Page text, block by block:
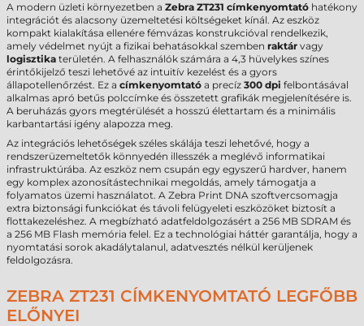
A modern üzleti környezetben a Zebra ZT231 címkenyomtató hatékony
integrációt és alacsony üzemeltetési költségeket kínál. Az eszköz
kompakt kialakítása ellenére fémvázas konstrukcióval rendelkezik,
amely védelmet nyújt a fizikai behatásokkal szemben raktár vagy
logisztika területén. A felhasználók számára a 4,3 hüvelykes színes
érintőkijelző teszi lehetővé az intuitív kezelést és a gyors
állapotellenőrzést. Ez a címkenyomtató a precíz 300 dpi felbontásával
alkalmas apró betűs polccímke és összetett grafikák megjelenítésére is.
A beruházás gyors megtérülését a hosszú élettartam és a minimális
karbantartási igény alapozza meg.
Az integrációs lehetőségek széles skálája teszi lehetővé, hogy a
rendszerüzemeltetők könnyedén illesszék a meglévő informatikai
infrastruktúrába. Az eszköz nem csupán egy egyszerű hardver, hanem
egy komplex azonosítástechnikai megoldás, amely támogatja a
folyamatos üzemi használatot. A Zebra Print DNA szoftvercsomagja
extra biztonsági funkciókat és távoli felügyeleti eszközöket biztosít a
flottakezeléshez. A megbízható adatfeldolgozásért a 256 MB SDRAM és
a 256 MB Flash memória felel. Ez a technológiai háttér garantálja, hogy a
nyomtatási sorok akadálytalanul, adatvesztés nélkül kerüljenek
feldolgozásra.
ZEBRA ZT231 CÍMKENYOMTATÓ LEGFŐBB
ELŐNYEI